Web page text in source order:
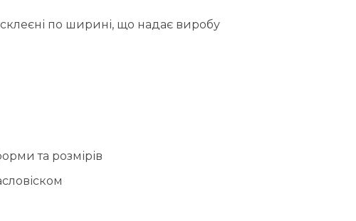
по ширині, що надає виробу
та розмірів